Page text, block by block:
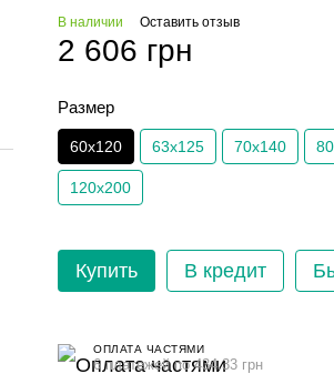
В наличии Оставить отзыв
2 606 грн
Размер
60х120 63х125 70х140
120х200
Купить В кредит
ОПЛАТА ЧАСТЯМИ
6 платежей по 434.33 грн